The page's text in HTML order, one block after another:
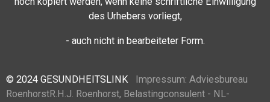
des Urhebers vorliegt,
- auch nicht in bearbeiteter Form.
© 2024 GESUNDHEITSLINK Impressum: Adviesbureau
RoenhorstR.H.J. Roenhorst, Belastingconsulent - NL-